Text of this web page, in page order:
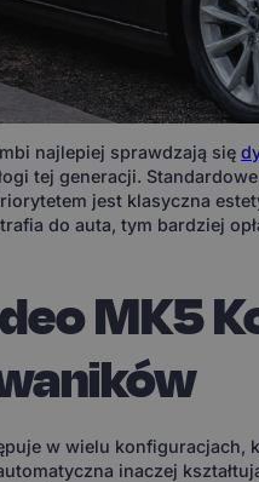
najlepiej sprawdzają się
tej generacji.
jest klasyczna
do auta, tym bardziej
MK5
w wielu konfiguracjach,
inaczej